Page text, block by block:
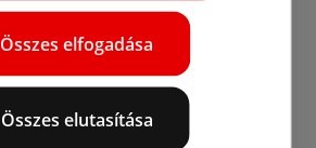
Összes elfogadása
Összes elutasítása